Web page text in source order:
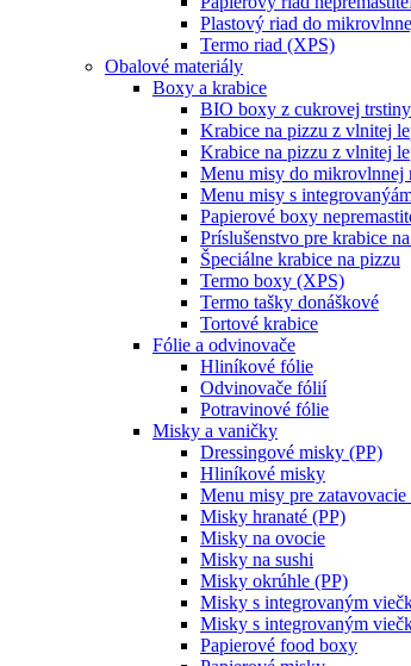
Plastový riad do
Termo riad (XPS)
Obalové materiály
Boxy a krabice
BIO boxy z cukrovej trstiny
Krabice na pizzu z vlnitej
Krabice na pizzu z vlnitej
Menu misy do mikrovlnnej
Menu misy s
Papierové boxy
Príslušenstvo pre krabice
Špeciálne krabice na pizzu
Termo boxy (XPS)
Termo tašky donáškové
Tortové krabice
Fólie a odvinovače
Hliníkové fólie
Odvinovače fólií
Potravinové fólie
Misky a vaničky
Dressingové misky (PP)
Hliníkové misky
Menu misy pre zatavovacie
Misky hranaté (PP)
Misky na ovocie
Misky na sushi
Misky okrúhle (PP)
Misky s integrovaným
Misky s integrovaným
Papierové food boxy